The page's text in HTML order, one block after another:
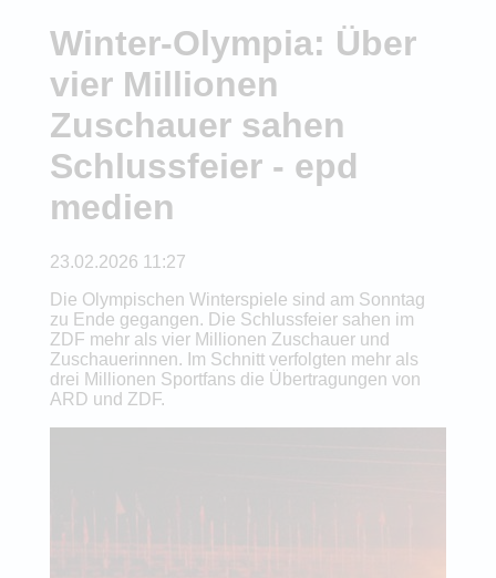
Winter-Olympia: Über
vier Millionen
Zuschauer sahen
Schlussfeier - epd
medien
23.02.2026 11:27
Die Olympischen Winterspiele sind am Sonntag
zu Ende gegangen. Die Schlussfeier sahen im
ZDF mehr als vier Millionen Zuschauer und
Zuschauerinnen. Im Schnitt verfolgten mehr als
drei Millionen Sportfans die Übertragungen von
ARD und ZDF.